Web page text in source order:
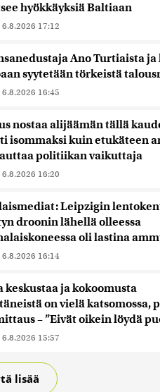
hyökkäyksiä Baltiaan
6.8.2026 17:12
Ano Turtiaista ja
syytetään törkeistä
6.8.2026 16:45
nostaa alijäämän tällä
isommaksi kuin etukäteen
politiikan vaikuttaja
6.8.2026 16:20
Leipzigin
droonin lähellä olleessa
oli lastina
6.8.2026 16:14
keskustaa ja kokoomusta
on vielä katsomossa,
– ”Eivät oikein löydä
6.8.2026 15:57
lisää